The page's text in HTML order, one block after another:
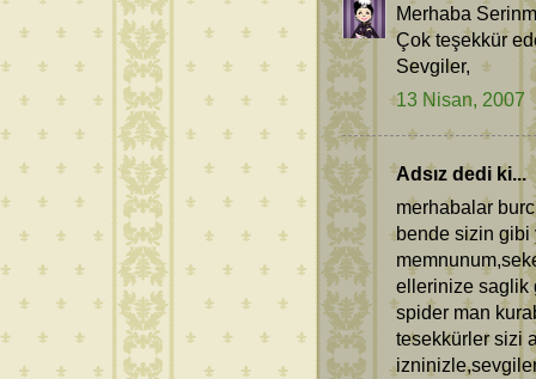
Merhaba
Çok teşekkür
Sevgiler,
13 Nisan, 2007
Adsız dedi ki...
merhabalar
bende sizin gibi
ellerinize saglik
spider man
tesekkürler sizi